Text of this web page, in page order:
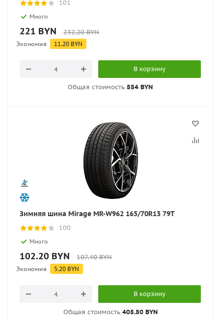
101
Много
221 BYN 232.20BYN
Экономия 11.20 BYN
В корзину
Общая стоимость 884 BYN
Зимняя шина Mirage MR-W962 165/70R13 79T
100
Много
102.20 BYN 107.40BYN
Экономия 5.20 BYN
В корзину
Общая стоимость 408.80 BYN